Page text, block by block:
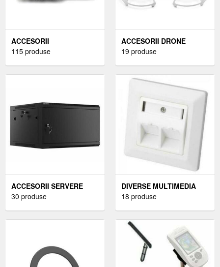
ACCESORII
ASPIRATOARE
115 produse
ACCESORII DRONE
19 produse
ACCESORII SERVERE
30 produse
DIVERSE MULTIMEDIA
18 produse